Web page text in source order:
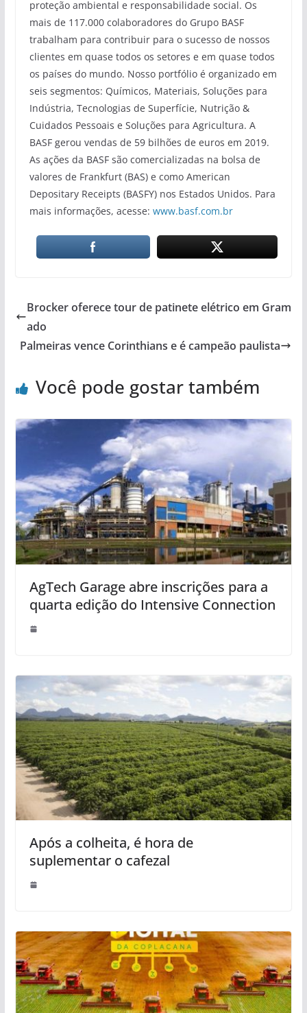
proteção ambiental e responsabilidade social. Os
mais de 117.000 colaboradores do Grupo BASF
trabalham para contribuir para o sucesso de nossos
clientes em quase todos os setores e em quase todos
os países do mundo. Nosso portfólio é organizado em
seis segmentos: Químicos, Materiais, Soluções para
Indústria, Tecnologias de Superfície, Nutrição &
Cuidados Pessoais e Soluções para Agricultura. A
BASF gerou vendas de 59 bilhões de euros em 2019.
As ações da BASF são comercializadas na bolsa de
valores de Frankfurt (BAS) e como American
Depositary Receipts (BASFY) nos Estados Unidos. Para
mais informações, acesse: www.basf.com.br
Brocker oferece tour de patinete elétrico em Gram
ado
Palmeiras vence Corinthians e é campeão paulista
Você pode gostar também
AgTech Garage abre inscrições para a
quarta edição do Intensive Connection
Após a colheita, é hora de
suplementar o cafezal